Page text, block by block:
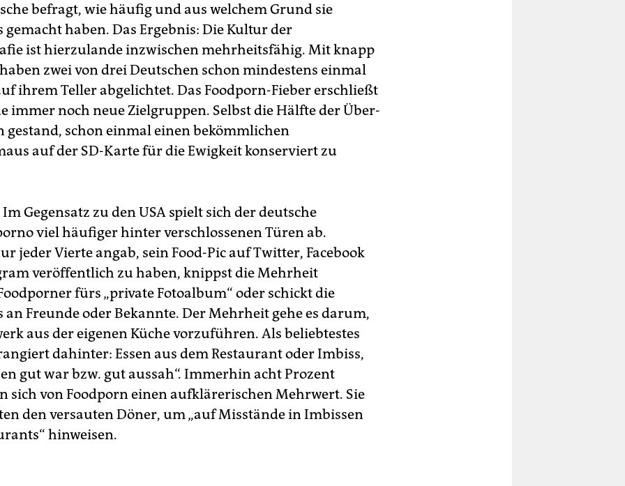
befragt, wie häufig und aus welchem Grund sie
gemacht haben. Das Ergebnis: Die Kultur der
ist hierzulande inzwischen mehrheitsfähig. Mit knapp
zwei von drei Deutschen schon mindestens einmal
ihrem Teller abgelichtet. Das Foodporn-Fieber erschließt
immer noch neue Zielgruppen. Selbst die Hälfte der Über-
gestand, schon einmal einen bekömmlichen
auf der SD-Karte für die Ewigkeit konserviert zu
Gegensatz zu den USA spielt sich der deutsche
viel häufiger hinter verschlossenen Türen ab.
jeder Vierte angab, sein Food-Pic auf Twitter, Facebook
veröffentlich zu haben, knippst die Mehrheit
fürs „private Fotoalbum“ oder schickt die
an Freunde oder Bekannte. Der Mehrheit gehe es darum,
aus der eigenen Küche vorzuführen. Als beliebtestes
dahinter: Essen aus dem Restaurant oder Imbiss,
gut war bzw. gut aussah“. Immerhin acht Prozent
sich von Foodporn einen aufklärerischen Mehrwert. Sie
den versauten Döner, um „auf Misstände in Imbissen
hinweisen.